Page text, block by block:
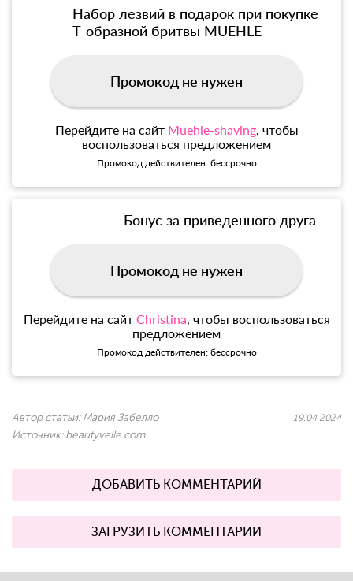
Набор лезвий в подарок при покупке
Т-образной бритвы MUEHLE
Промокод не нужен
Перейдите на сайт Muehle-shaving, чтобы
воспользоваться предложением
Промокод действителен: бессрочно
Бонус за приведенного друга
Промокод не нужен
Перейдите на сайт Christina, чтобы воспользоваться
предложением
Промокод действителен: бессрочно
Автор статьи: Мария Забелло
Источник: beautyvelle.com
19.04.2024
ДОБАВИТЬ КОММЕНТАРИЙ
ЗАГРУЗИТЬ КОММЕНТАРИИ